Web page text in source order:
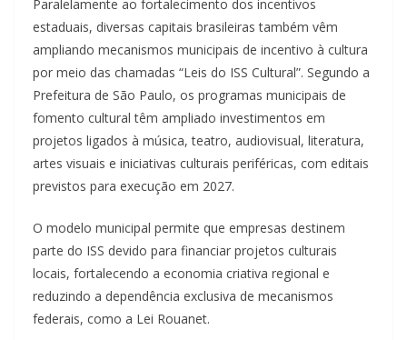
Paralelamente ao fortalecimento dos incentivos
estaduais, diversas capitais brasileiras também vêm
ampliando mecanismos municipais de incentivo à cultura
por meio das chamadas “Leis do ISS Cultural”. Segundo a
Prefeitura de São Paulo, os programas municipais de
fomento cultural têm ampliado investimentos em
projetos ligados à música, teatro, audiovisual, literatura,
artes visuais e iniciativas culturais periféricas, com editais
previstos para execução em 2027.
O modelo municipal permite que empresas destinem
parte do ISS devido para financiar projetos culturais
locais, fortalecendo a economia criativa regional e
reduzindo a dependência exclusiva de mecanismos
federais, como a Lei Rouanet.